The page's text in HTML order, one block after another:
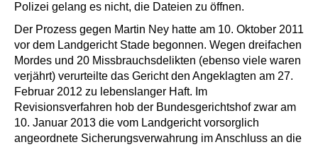
Polizei gelang es nicht, die Dateien zu öffnen.
Der Prozess gegen Martin Ney hatte am 10. Oktober 2011
vor dem Landgericht Stade begonnen. Wegen dreifachen
Mordes und 20 Missbrauchsdelikten (ebenso viele waren
verjährt) verurteilte das Gericht den Angeklagten am 27.
Februar 2012 zu lebenslanger Haft. Im
Revisionsverfahren hob der Bundesgerichtshof zwar am
10. Januar 2013 die vom Landgericht vorsorglich
angeordnete Sicherungs­verwahrung im Anschluss an die